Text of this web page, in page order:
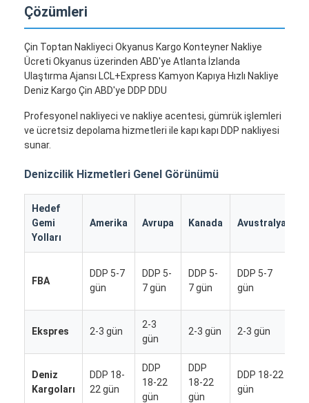
Çözümleri
Çin Toptan Nakliyeci Okyanus Kargo Konteyner Nakliye
Ücreti Okyanus üzerinden ABD'ye Atlanta İzlanda
Ulaştırma Ajansı LCL+Express Kamyon Kapıya Hızlı Nakliye
Deniz Kargo Çin ABD'ye DDP DDU
Profesyonel nakliyeci ve nakliye acentesi, gümrük işlemleri
ve ücretsiz depolama hizmetleri ile kapı kapı DDP nakliyesi
sunar.
Denizcilik Hizmetleri Genel Görünümü
Hedef
Gemi
Yolları
Amerika Avrupa Kanada Avustralya
FBA
DDP 5-7
gün
DDP 5-
7 gün
DDP 5-
7 gün
DDP 5-7
gün
Ekspres 2-3 gün
2-3
gün
2-3 gün 2-3 gün
Deniz
Kargoları
DDP 18-
22 gün
DDP
18-22
gün
DDP
18-22
gün
DDP 18-22
gün